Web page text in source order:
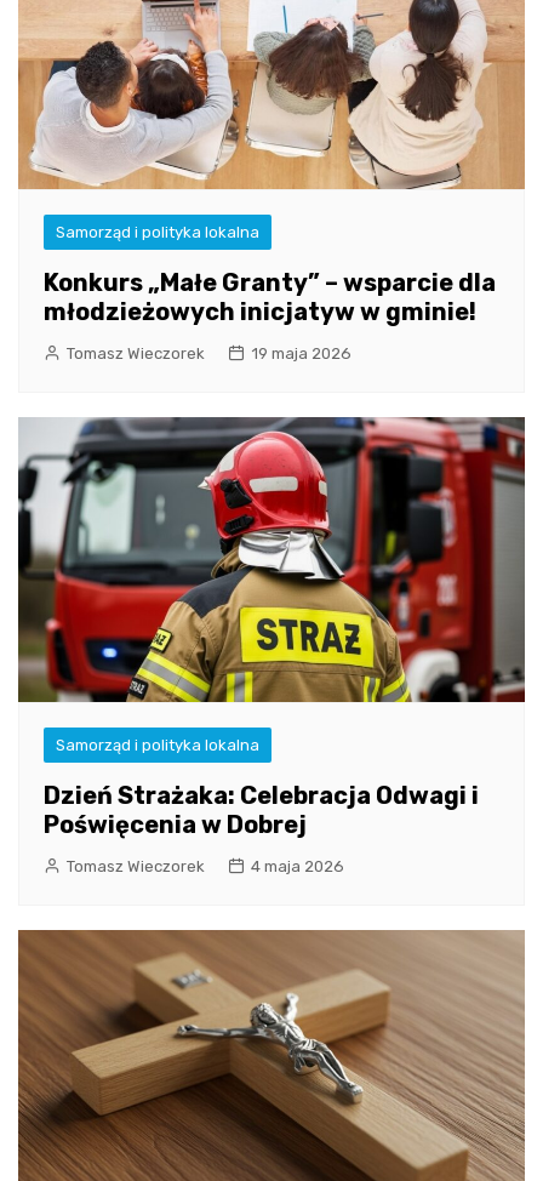
Samorząd i polityka lokalna
Konkurs „Małe Granty” – wsparcie dla
młodzieżowych inicjatyw w gminie!
Tomasz Wieczorek 19 maja 2026
Samorząd i polityka lokalna
Dzień Strażaka: Celebracja Odwagi i
Poświęcenia w Dobrej
Tomasz Wieczorek 4 maja 2026